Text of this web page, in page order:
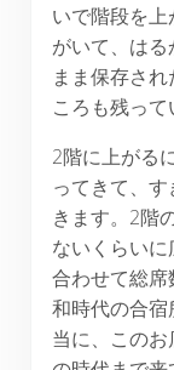
いで階段を
がいて、は
まま保存さ
ころも残って
2階に上がる
ってきて、
きます。2階
ないくらい
合わせて総
和時代の合
当に、この